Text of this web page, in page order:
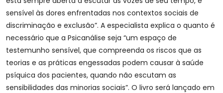
sensível às dores enfrentadas nos contextos sociais de
discriminação e exclusão”. A especialista explica o quanto é
necessário que a Psicanálise seja “um espaço de
testemunho sensível, que compreenda os riscos que as
teorias e as práticas engessadas podem causar à saúde
psíquica dos pacientes, quando não escutam as
sensibilidades das minorias sociais”. O livro será lançado em